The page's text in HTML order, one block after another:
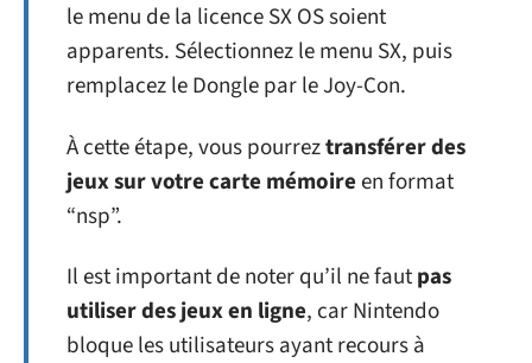
le menu de la licence SX OS soient
apparents. Sélectionnez le menu SX, puis
remplacez le Dongle par le Joy-Con.
À cette étape, vous pourreztransférer des
jeux sur votre carte mémoireen format
“nsp”.
Il est important de noter qu’il ne fautpas
utiliser des jeux en ligne, car Nintendo
bloque les utilisateurs ayant recours à